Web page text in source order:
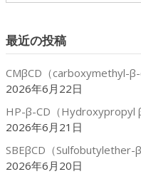
ブ
最近の投稿
CMβCD（carboxymethyl-β-
2026年6月22日
HP-β-CD（Hydroxypropyl
2026年6月21日
SBEβCD（Sulfobutylether-
2026年6月20日